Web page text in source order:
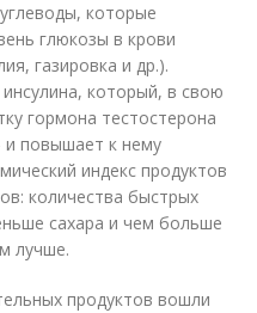
которые
глюкозы в крови
газировка и др.).
который, в свою
гормона тестостерона
и повышает к нему
индекс продуктов
количества быстрых
сахара и чем больше
лучше.
продуктов вошли